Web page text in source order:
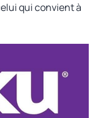
qui convient à